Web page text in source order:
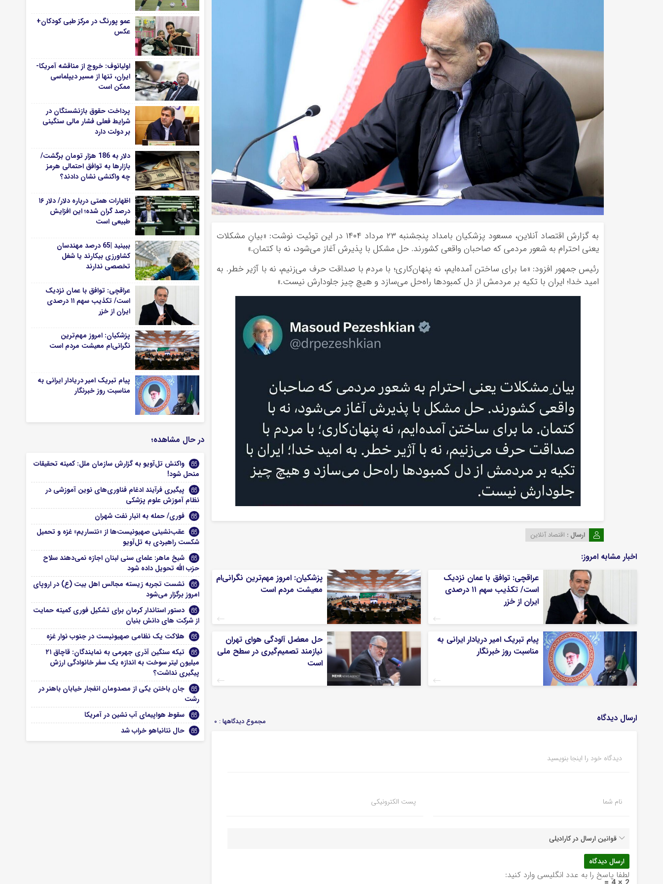
به گزارش اقتصاد آنلاین، مسعود پزشکیان بامداد پنجشنبه ۲۳ مرداد ۱۴۰۴ در این توئیت نوشت: «بیانِ مشکلات
یعنی احترام به شعور مردمی که صاحبان واقعی کشورند. حل مشکل با پذیرش آغاز می‌شود، نه با کتمان.»
رئیس جمهور افزود: «ما برای ساختن آمده‌ایم، نه پنهان‌کاری؛ با مردم با صداقت حرف می‌زنیم، نه با آژیر خطر. به
امید خدا؛ ایران با تکیه بر مردمش از دل کمبود‌ها راه‌حل می‌سازد و هیچ چیز جلودارش نیست.»
ارسال : اقتصاد آنلاین
اخبار مشابه امروز:
عراقچی: توافق با عمان نزدیک
است/ تکذیب سهم ۱۱ درصدی
ایران از خزر
پزشکیان: امروز مهم‌ترین نگرانی‌ام
معیشت مردم است
پیام تبریک امیر دریادار ایرانی به
مناسبت روز خبرنگار
حل معضل آلودگی هوای تهران
نیازمند تصمیم‌گیری در سطح ملی
است
ارسال دیدگاه مجموع دیدگاهها : 0
دیدگاه خود را اینجا بنویسید
نام شما پست الکترونیکی
قوانین ارسال در کارادیلی
لطفا پاسخ را به عدد انگلیسی وارد کنید:
عمو پورنگ در مرکز طبی کودکان+
عکس
اولیانوف: خروج از مناقشه آمریکا-
ایران، تنها از مسیر دیپلماسی
ممکن است
پرداخت حقوق بازنشستگان در
شرایط فعلی فشار مالی سنگینی
بر دولت دارد
دلار به 186 هزار تومان برگشت/
بازارها به توافق احتمالی هرمز
چه واکنشی نشان دادند؟
اظهارات همتی درباره دلار/ دلار ۱۶
درصد گران شده؛ این افزایش
طبیعی است
ببینید |65 درصد مهندسان
کشاورزی بیکارند یا شغل
تخصصی ندارند
عراقچی: توافق با عمان نزدیک
است/ تکذیب سهم ۱۱ درصدی
ایران از خزر
پزشکیان: امروز مهم‌ترین
نگرانی‌ام معیشت مردم است
پیام تبریک امیر دریادار ایرانی به
مناسبت روز خبرنگار
در حال مشاهده؛
واکنش تل‌آویو به گزارش سازمان ملل: کمیته تحقیقات
منحل شود!
پیگیری فرآیند ادغام فناوری‌های نوین آموزشی در
نظام آموزش علوم پزشکی
فوری/ حمله به انبار نفت شهران
عقب‌نشینی صهیونیست‌ها از «نتساریم» غزه و تحمیل
شکست راهبردی به تل‌آویو
شیخ ماهر: علمای سنی لبنان اجازه نمی‌دهند سلاح
حزب الله تحویل داده شود
نشست تجربه زیسته مجالس اهل بیت (ع) در اروپای
امروز برگزار می‌شود
دستور استاندار کرمان برای تشکیل فوری کمیته حمایت
از شرکت های دانش بنیان
هلاکت یک نظامی صهیونیست در جنوب نوار غزه
تیکه سنگین آذری جهرمی به نمایندگان: قاچاق ۲۱
میلیون لیتر سوخت به اندازه یک سفر خانوادگی ارزش
پیگیری نداشت؟
جان باختن یکی از مصدومان انفجار خیابان باهنر در
رشت
سقوط هواپیمای آب نشین در آمریکا
حال نتانیاهو خراب شد